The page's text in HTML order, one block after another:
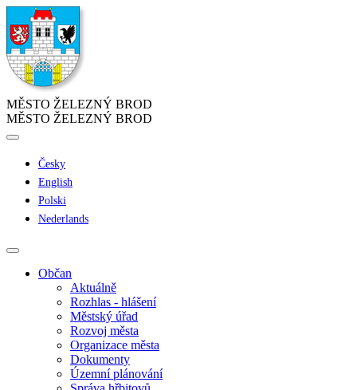
MĚSTO ŽELEZNÝ BROD
MĚSTO ŽELEZNÝ BROD
Česky
English
Polski
Nederlands
Občan
Aktuálně
Rozhlas - hlášení
Městský úřad
Rozvoj města
Organizace města
Dokumenty
Územní plánování